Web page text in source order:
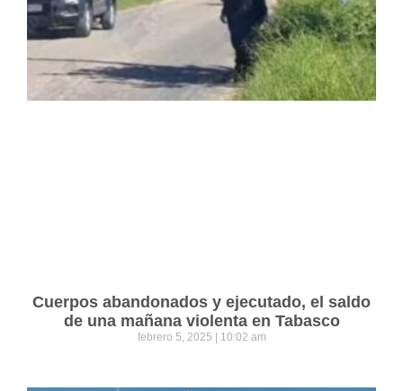
Cuerpos abandonados y ejecutado, el saldo
de una mañana violenta en Tabasco
febrero 5, 2025 10:02 am